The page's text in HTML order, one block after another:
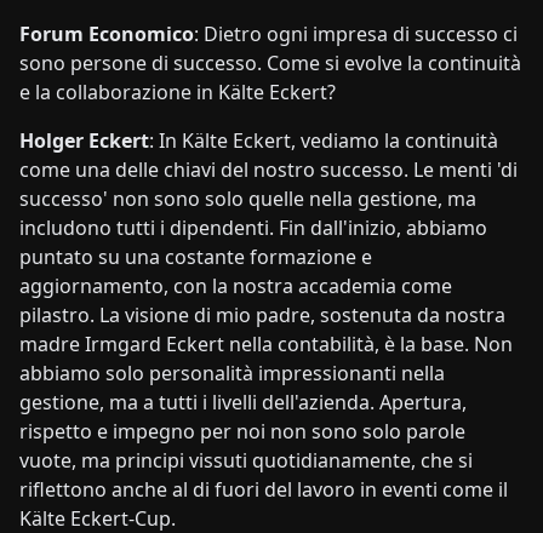
Forum Economico: Dietro ogni impresa di successo ci
sono persone di successo. Come si evolve la continuità
e la collaborazione in Kälte Eckert?
Holger Eckert: In Kälte Eckert, vediamo la continuità
come una delle chiavi del nostro successo. Le menti 'di
successo' non sono solo quelle nella gestione, ma
includono tutti i dipendenti. Fin dall'inizio, abbiamo
puntato su una costante formazione e
aggiornamento, con la nostra accademia come
pilastro. La visione di mio padre, sostenuta da nostra
madre Irmgard Eckert nella contabilità, è la base. Non
abbiamo solo personalità impressionanti nella
gestione, ma a tutti i livelli dell'azienda. Apertura,
rispetto e impegno per noi non sono solo parole
vuote, ma principi vissuti quotidianamente, che si
riflettono anche al di fuori del lavoro in eventi come il
Kälte Eckert-Cup.